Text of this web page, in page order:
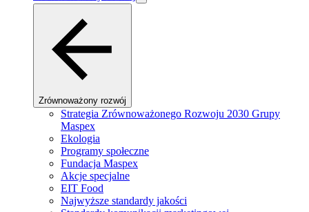
Zrównoważony rozwój
Strategia Zrównoważonego Rozwoju 2030 Grupy
Maspex
Ekologia
Programy społeczne
Fundacja Maspex
Akcje specjalne
EIT Food
Najwyższe standardy jakości